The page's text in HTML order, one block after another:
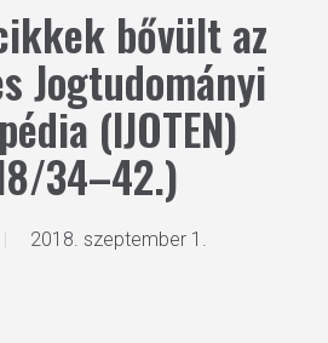
bővült az
Jogtudományi
(IJOTEN)
34–42.)
2018. szeptember 1.